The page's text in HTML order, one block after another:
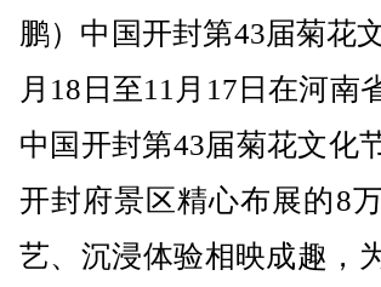
鹏）中国开封第43届菊花
月18日至11月17日在河南
中国开封第43届菊花文化
开封府景区精心布展的8
艺、沉浸体验相映成趣，